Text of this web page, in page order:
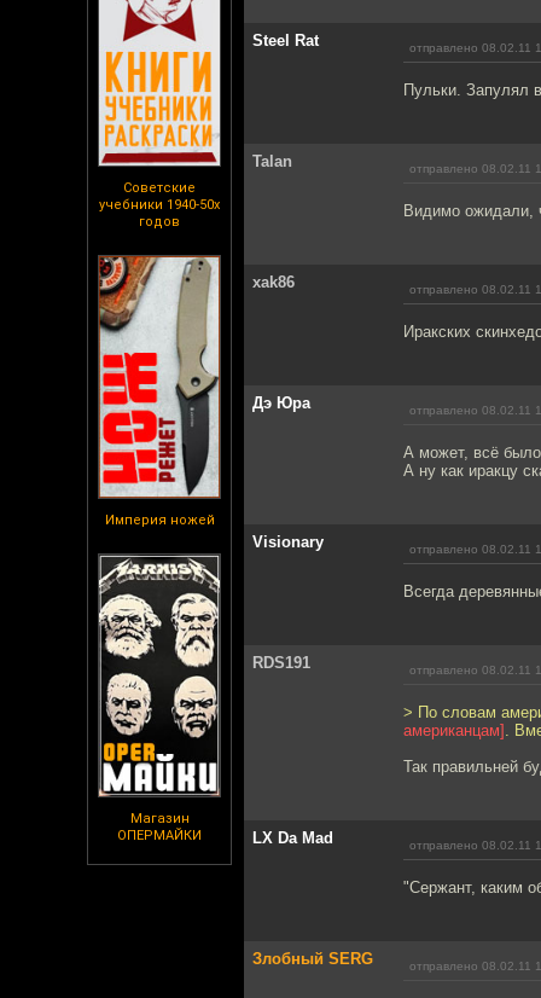
Советские
учебники 1940-50х
годов
Империя ножей
Магазин
ОПЕРМАЙКИ
Steel Rat отправлено 08.02.11
Пульки. Запулял
Talan отправлено 08.02.11
Видимо ожидали,
xak86 отправлено 08.02.11
Иракских
Дэ Юра отправлено 08.02.11
А может, всё было
А ну как иракцу
Visionary отправлено 08.02.11
Всегда
RDS191 отправлено 08.02.11
> По словам
американцам] .
Так правильней
LX Da Mad отправлено 08.02.11
"Сержант, каким
Злобный SERG отправлено 08.02.11